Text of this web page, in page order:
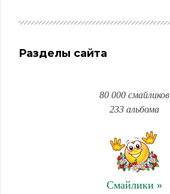
Разделы сайта
80 000 смайликов
233 альбома
Смайлики »